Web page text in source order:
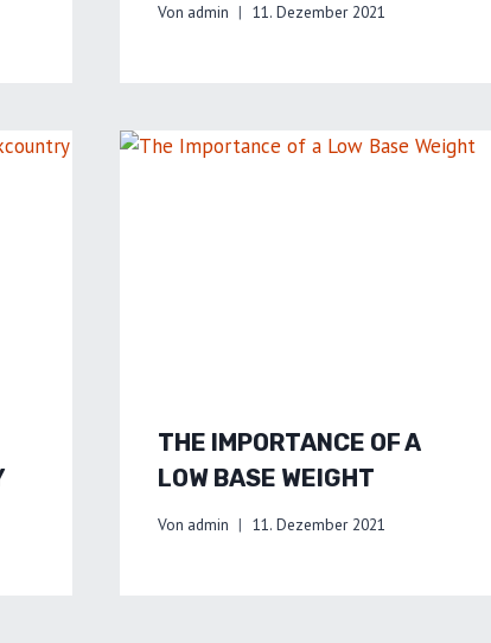
Von admin 11. Dezember 2021
THE IMPORTANCE OF A
LOW BASE WEIGHT
Von admin 11. Dezember 2021